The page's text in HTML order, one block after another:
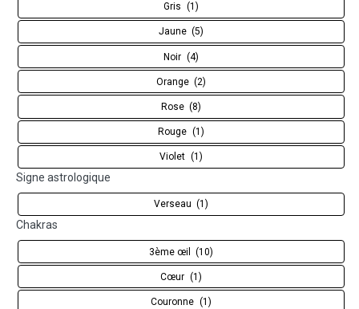
Gris (1)
Jaune (5)
Noir (4)
Orange (2)
Rose (8)
Rouge (1)
Violet (1)
Signe astrologique
Verseau (1)
Chakras
3ème œil (10)
Cœur (1)
Couronne (1)